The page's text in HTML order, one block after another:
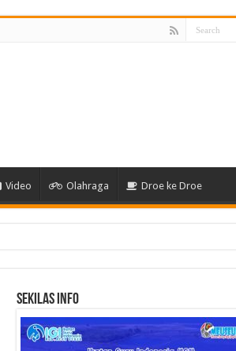
Video Olahraga Droe ke Droe
Sekilas Info